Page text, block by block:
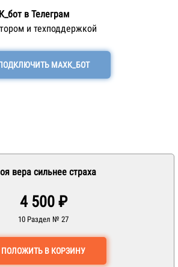
в Телеграм
и техподдержкой
МАХК_БОТ
вера сильнее страха
4 500 ₽
10 Раздел № 27
ПОЛОЖИТЬ В КОРЗИНУ